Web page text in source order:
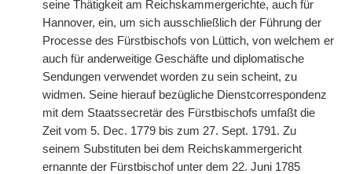
seine Thätigkeit am Reichskammergerichte, auch für
Hannover, ein, um sich ausschließlich der Führung der
Processe des Fürstbischofs von Lüttich, von welchem er
auch für anderweitige Geschäfte und diplomatische
Sendungen verwendet worden zu sein scheint, zu
widmen. Seine hierauf bezügliche Dienstcorrespondenz
mit dem Staatssecretär des Fürstbischofs umfaßt die
Zeit vom 5. Dec. 1779 bis zum 27. Sept. 1791. Zu
seinem Substituten bei dem Reichskammergericht
ernannte der Fürstbischof unter dem 22. Juni 1785